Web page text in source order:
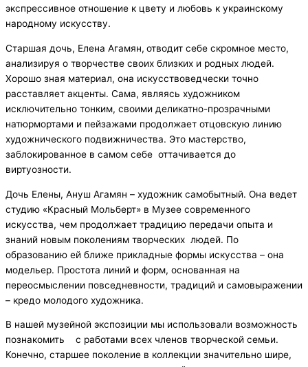
экспрессивное отношение к цвету и любовь к украинскому
народному искусству.
Старшая дочь, Елена Агамян, отводит себе скромное место,
анализируя о творчестве своих близких и родных людей.
Хорошо зная материал, она искусствоведчески точно
расставляет акценты. Сама, являясь художником
исключительно тонким, своими деликатно-прозрачными
натюрмортами и пейзажами продолжает отцовскую линию
художнического подвижничества. Это мастерство,
заблокированное в самом себе оттачивается до
виртуозности.
Дочь Елены, Ануш Агамян – художник самобытный. Она ведет
студию «Красный Мольберт» в Музее современного
искусства, чем продолжает традицию передачи опыта и
знаний новым поколениям творческих людей. По
образованию ей ближе прикладные формы искусства – она
модельер. Простота линий и форм, основанная на
переосмыслении повседневности, традиций и самовыражении
– кредо молодого художника.
В нашей музейной экспозиции мы использовали возможность
познакомить с работами всех членов творческой семьи.
Конечно, старшее поколение в коллекции значительно шире,